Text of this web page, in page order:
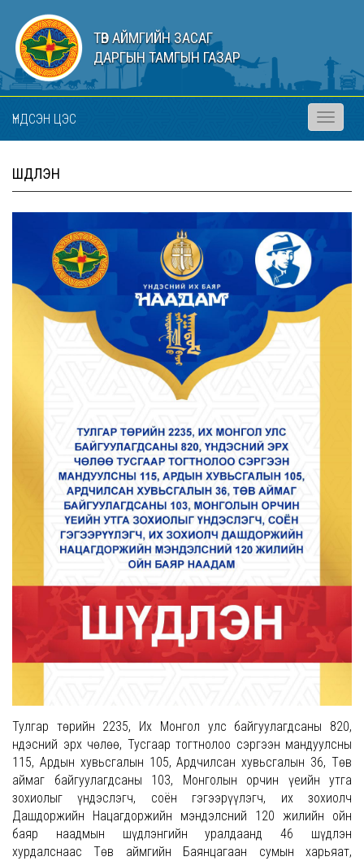
ТӨВ АЙМГИЙН ЗАСАГ
ДАРГЫН ТАМГЫН ГАЗАР
ҮНДСЭН ЦЭС
Toggle
ШҮДЛЭН
Тулгар төрийн 2235, Их Монгол улс байгуулагдсаны 820,
Үндэсний эрх чөлөө, Тусгаар тогтнолоо сэргээн мандуулсны
115, Ардын хувьсгалын 105, Ардчилсан хувьсгалын 36, Төв
аймаг байгуулагдсаны 103, Монголын орчин үеийн утга
зохиолыг үндэслэгч, соён гэгээрүүлэгч, их зохиолч
Дашдоржийн Нацагдоржийн мэндэлсний 120 жилийн ойн
баяр наадмын шүдлэнгийн уралдаанд 46 шүдлэн
хурдалснаас Төв аймгийн Баянцагаан сумын харьяат,